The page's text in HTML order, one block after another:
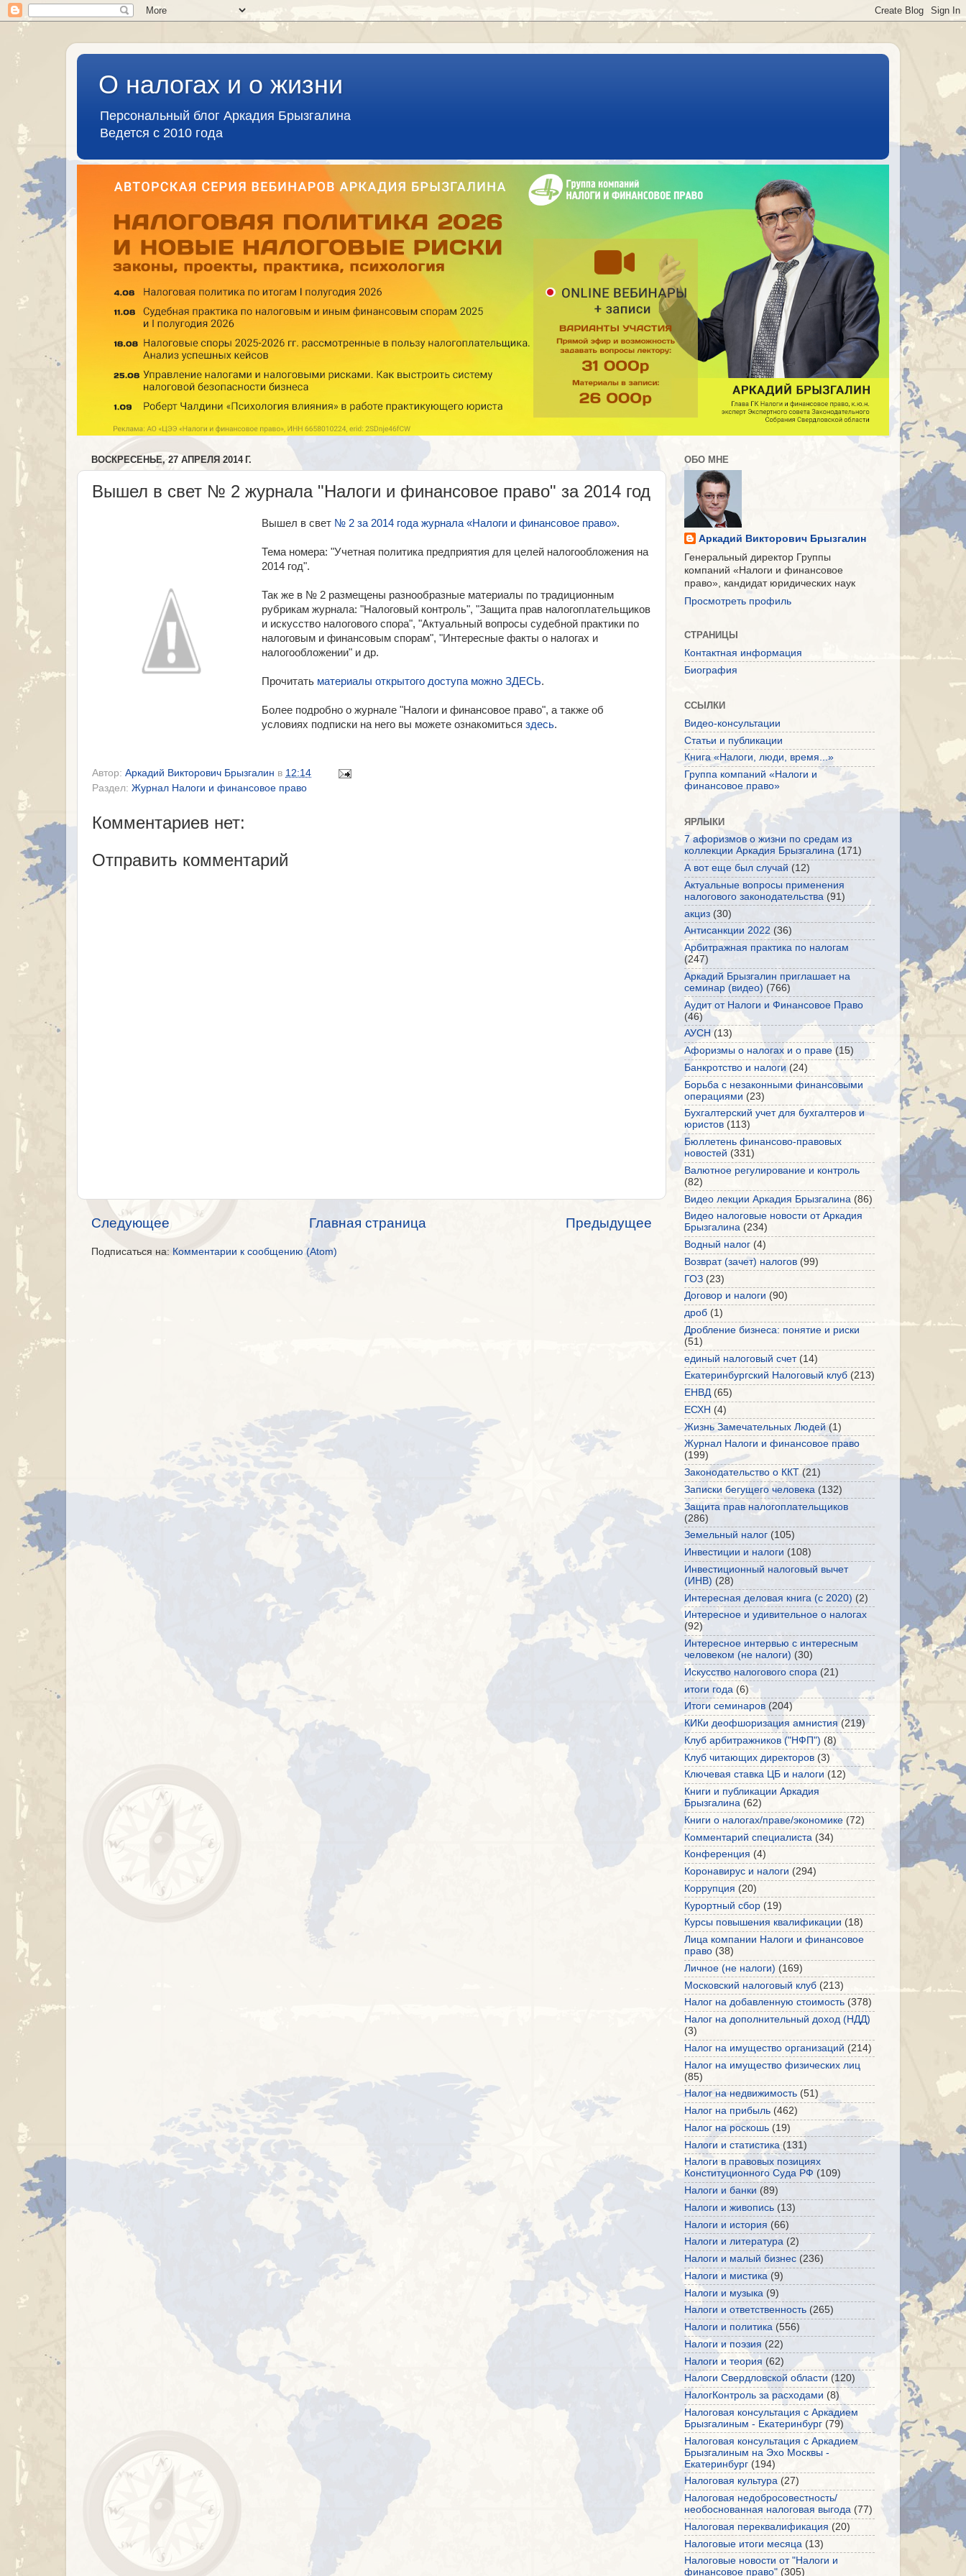
О налогах и о жизни
Персональный блог Аркадия Брызгалина
Ведется с 2010 года
ВОСКРЕСЕНЬЕ, 27 АПРЕЛЯ 2014 Г.
Вышел в свет № 2 журнала "Налоги и финансовое право" за 2014 год
Вышел в свет № 2 за 2014 года журнала «Налоги и финансовое право».
Тема номера: "Учетная политика предприятия для целей налогообложения на
2014 год".
Так же в № 2 размещены разнообразные материалы по традиционным
рубрикам журнала: "Налоговый контроль", "Защита прав налогоплательщиков
и искусство налогового спора", "Актуальный вопросы судебной практики по
налоговым и финансовым спорам", "Интересные факты о налогах и
налогообложении" и др.
Прочитать материалы открытого доступа можно ЗДЕСЬ.
Более подробно о журнале "Налоги и финансовое право", а также об
условиях подписки на него вы можете ознакомиться здесь.
Автор: Аркадий Викторович Брызгалин в 12:14
Раздел: Журнал Налоги и финансовое право
Комментариев нет:
Отправить комментарий
Следующее Предыдущее
Главная страница
Подписаться на: Комментарии к сообщению (Atom)
ОБО МНЕ
Аркадий Викторович Брызгалин
Генеральный директор Группы
компаний «Налоги и финансовое
право», кандидат юридических наук
Просмотреть профиль
СТРАНИЦЫ
Контактная информация
Биография
ССЫЛКИ
Видео-консультации
Статьи и публикации
Книга «Налоги, люди, время...»
Группа компаний «Налоги и
финансовое право»
ЯРЛЫКИ
7 афоризмов о жизни по средам из
коллекции Аркадия Брызгалина (171)
А вот еще был случай (12)
Актуальные вопросы применения
налогового законодательства (91)
акциз (30)
Антисанкции 2022 (36)
Арбитражная практика по налогам
(247)
Аркадий Брызгалин приглашает на
семинар (видео) (766)
Аудит от Налоги и Финансовое Право
(46)
АУСН (13)
Афоризмы о налогах и о праве (15)
Банкротство и налоги (24)
Борьба с незаконными финансовыми
операциями (23)
Бухгалтерский учет для бухгалтеров и
юристов (113)
Бюллетень финансово-правовых
новостей (331)
Валютное регулирование и контроль
(82)
Видео лекции Аркадия Брызгалина (86)
Видео налоговые новости от Аркадия
Брызгалина (234)
Водный налог (4)
Возврат (зачет) налогов (99)
ГОЗ (23)
Договор и налоги (90)
дроб (1)
Дробление бизнеса: понятие и риски
(51)
единый налоговый счет (14)
Екатеринбургский Налоговый клуб (213)
ЕНВД (65)
ЕСХН (4)
Жизнь Замечательных Людей (1)
Журнал Налоги и финансовое право
(199)
Законодательство о ККТ (21)
Записки бегущего человека (132)
Защита прав налогоплательщиков
(286)
Земельный налог (105)
Инвестиции и налоги (108)
Инвестиционный налоговый вычет
(ИНВ) (28)
Интересная деловая книга (с 2020) (2)
Интересное и удивительное о налогах
(92)
Интересное интервью с интересным
человеком (не налоги) (30)
Искусство налогового спора (21)
итоги года (6)
Итоги семинаров (204)
КИКи деофшоризация амнистия (219)
Клуб арбитражников ("НФП") (8)
Клуб читающих директоров (3)
Ключевая ставка ЦБ и налоги (12)
Книги и публикации Аркадия
Брызгалина (62)
Книги о налогах/праве/экономике (72)
Комментарий специалиста (34)
Конференция (4)
Коронавирус и налоги (294)
Коррупция (20)
Курортный сбор (19)
Курсы повышения квалификации (18)
Лица компании Налоги и финансовое
право (38)
Личное (не налоги) (169)
Московский налоговый клуб (213)
Налог на добавленную стоимость (378)
Налог на дополнительный доход (НДД)
(3)
Налог на имущество организаций (214)
Налог на имущество физических лиц
(85)
Налог на недвижимость (51)
Налог на прибыль (462)
Налог на роскошь (19)
Налоги и статистика (131)
Налоги в правовых позициях
Конституционного Суда РФ (109)
Налоги и банки (89)
Налоги и живопись (13)
Налоги и история (66)
Налоги и литература (2)
Налоги и малый бизнес (236)
Налоги и мистика (9)
Налоги и музыка (9)
Налоги и ответственность (265)
Налоги и политика (556)
Налоги и поэзия (22)
Налоги и теория (62)
Налоги Свердловской области (120)
НалогКонтроль за расходами (8)
Налоговая консультация с Аркадием
Брызгалиным - Екатеринбург (79)
Налоговая консультация с Аркадием
Брызгалиным на Эхо Москвы -
Екатеринбург (194)
Налоговая культура (27)
Налоговая недобросовестность/
необоснованная налоговая выгода (77)
Налоговая переквалификация (20)
Налоговые итоги месяца (13)
Налоговые новости от "Налоги и
финансовое право" (305)